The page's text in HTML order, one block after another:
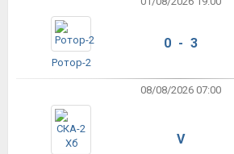
Ротор-2
0 - 3
08/08/2026 07:00
V